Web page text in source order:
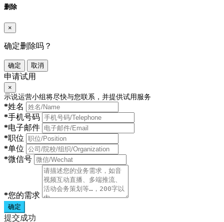
删除
×
确定删除吗？
确定 取消
申请试用
×
示说运营小组将尽快与您联系，并提供试用服务
*姓名
*手机号码
*电子邮件
*职位
*单位
*微信号
*您的需求
确定
提交成功